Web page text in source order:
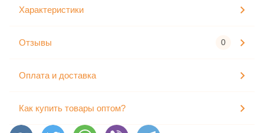
Характеристики
Отзывы 0
Оплата и доставка
Как купить товары оптом?